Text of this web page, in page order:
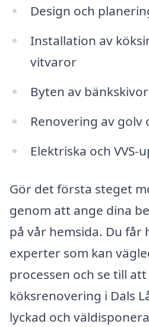
Design och
Installation av
vitvaror
Byten av
Renovering av golv
Elektriska och
Gör det första steget
genom att ange dina
på vår hemsida. Du får
experter som kan
processen och se till
köksrenovering i Dals
lyckad och